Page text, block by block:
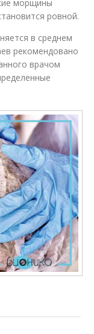
морщины
ровной.
в среднем
рекомендовано
врачом